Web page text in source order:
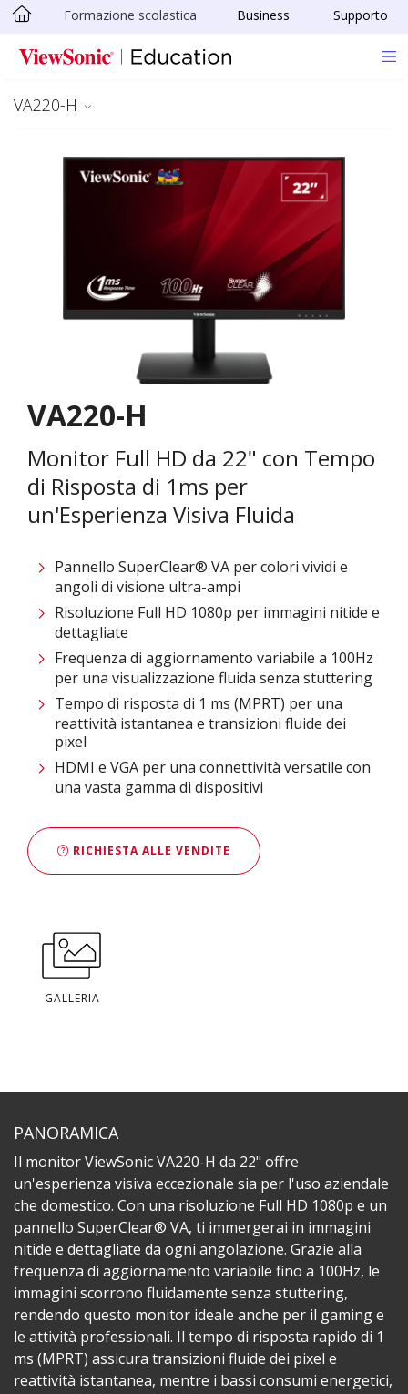
Skip to main content
Formazione scolastica Business Supporto
VA220-H
VA220-H
Monitor Full HD da 22" con Tempo
di Risposta di 1ms per
un'Esperienza Visiva Fluida
Pannello SuperClear® VA per colori vividi e
angoli di visione ultra-ampi
Risoluzione Full HD 1080p per immagini nitide e
dettagliate
Frequenza di aggiornamento variabile a 100Hz
per una visualizzazione fluida senza stuttering
Tempo di risposta di 1 ms (MPRT) per una
reattività istantanea e transizioni fluide dei
pixel
HDMI e VGA per una connettività versatile con
una vasta gamma di dispositivi
RICHIESTA ALLE VENDITE
GALLERIA
PANORAMICA
Il monitor ViewSonic VA220-H da 22" offre
un'esperienza visiva eccezionale sia per l'uso aziendale
che domestico. Con una risoluzione Full HD 1080p e un
pannello SuperClear® VA, ti immergerai in immagini
nitide e dettagliate da ogni angolazione. Grazie alla
frequenza di aggiornamento variabile fino a 100Hz, le
immagini scorrono fluidamente senza stuttering,
rendendo questo monitor ideale anche per il gaming e
le attività professionali. Il tempo di risposta rapido di 1
ms (MPRT) assicura transizioni fluide dei pixel e
reattività istantanea, mentre i bassi consumi energetici,